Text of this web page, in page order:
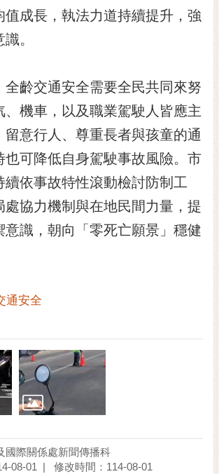
值成長，執法力道持續提升，強
。
全齡交通安全需要全民共同來努
、機車，以及職業駕駛人皆應主
留意行人、尊重長者與孩童的通
也可降低自身駕駛事故風險。市
續依事故特性滾動檢討防制工
處協力機制與在地民間力量，提
意識，朝向「零死亡願景」穩健
通安全
國際關係處新聞傳播科
08-01
修改時間：114-08-01